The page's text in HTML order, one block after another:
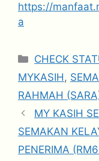
https://
a
Categories
CHECK
MYKASIH,
RAHMAH
MY KASIH
SEMAKAN
PENERIMA